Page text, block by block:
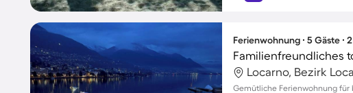
Ferienwohnung ∙ 5 Gäste ∙
Locarno, Bezirk
Gemütliche Ferienwohnung für